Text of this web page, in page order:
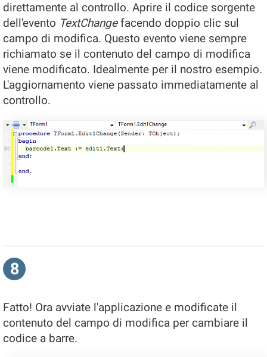
direttamente al controllo. Aprire il codice sorgente
dell'evento TextChangefacendo doppio clic sul
campo di modifica. Questo evento viene sempre
richiamato se il contenuto del campo di modifica
viene modificato. Idealmente per il nostro esempio.
L'aggiornamento viene passato immediatamente al
controllo.
8
Fatto! Ora avviate l'applicazione e modificate il
contenuto del campo di modifica per cambiare il
codice a barre.